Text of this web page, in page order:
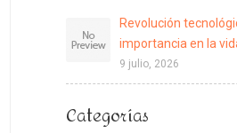
Revolución
importancia en la
9 julio, 2026
Categorías